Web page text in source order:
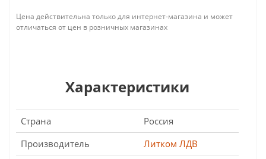
Цена действительна только для интернет-магазина и может
отличаться от цен в розничных магазинах
Характеристики
Страна
Россия
Производитель
Литком ЛДВ